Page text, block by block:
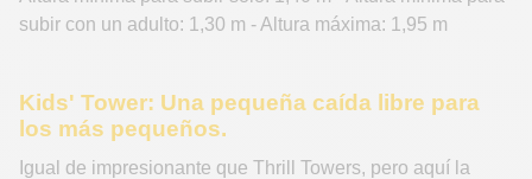
subir con un adulto: 1,30 m - Altura máxima: 1,95 m
Kids' Tower: Una pequeña caída libre para
los más pequeños.
Igual de impresionante que Thrill Towers, pero aquí la